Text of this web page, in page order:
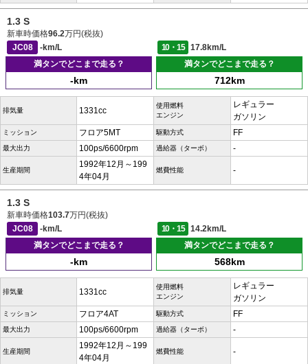
1.3 S
新車時価格96.2万円(税抜)
JC08
-km/L 10・15
17.8km/L
満タンでどこまで走る？
-km
満タンでどこまで走る？
712km
排気量 1331cc
使用燃料
エンジン
レギュラー
ガソリン
ミッション フロア5MT 駆動方式 FF
最大出力 100ps/6600rpm 過給器（ターボ） -
生産期間
1992年12月～199
4年04月
燃費性能 -
1.3 S
新車時価格103.7万円(税抜)
JC08
-km/L 10・15
14.2km/L
満タンでどこまで走る？
-km
満タンでどこまで走る？
568km
排気量 1331cc
使用燃料
エンジン
レギュラー
ガソリン
ミッション フロア4AT 駆動方式 FF
最大出力 100ps/6600rpm 過給器（ターボ） -
生産期間
1992年12月～199
4年04月
燃費性能 -